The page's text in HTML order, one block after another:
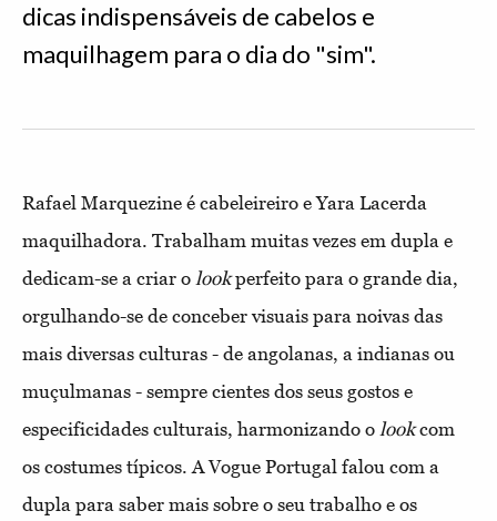
dicas indispensáveis de cabelos e
maquilhagem para o dia do "sim".
Rafael Marquezine é cabeleireiro e Yara Lacerda
maquilhadora. Trabalham muitas vezes em dupla e
dedicam-se a criar o lookperfeito para o grande dia,
orgulhando-se de conceber visuais para noivas das
mais diversas culturas - de angolanas, a indianas ou
muçulmanas - sempre cientes dos seus gostos e
especificidades culturais, harmonizando o lookcom
os costumes típicos. A Vogue Portugal falou com a
dupla para saber mais sobre o seu trabalho e os